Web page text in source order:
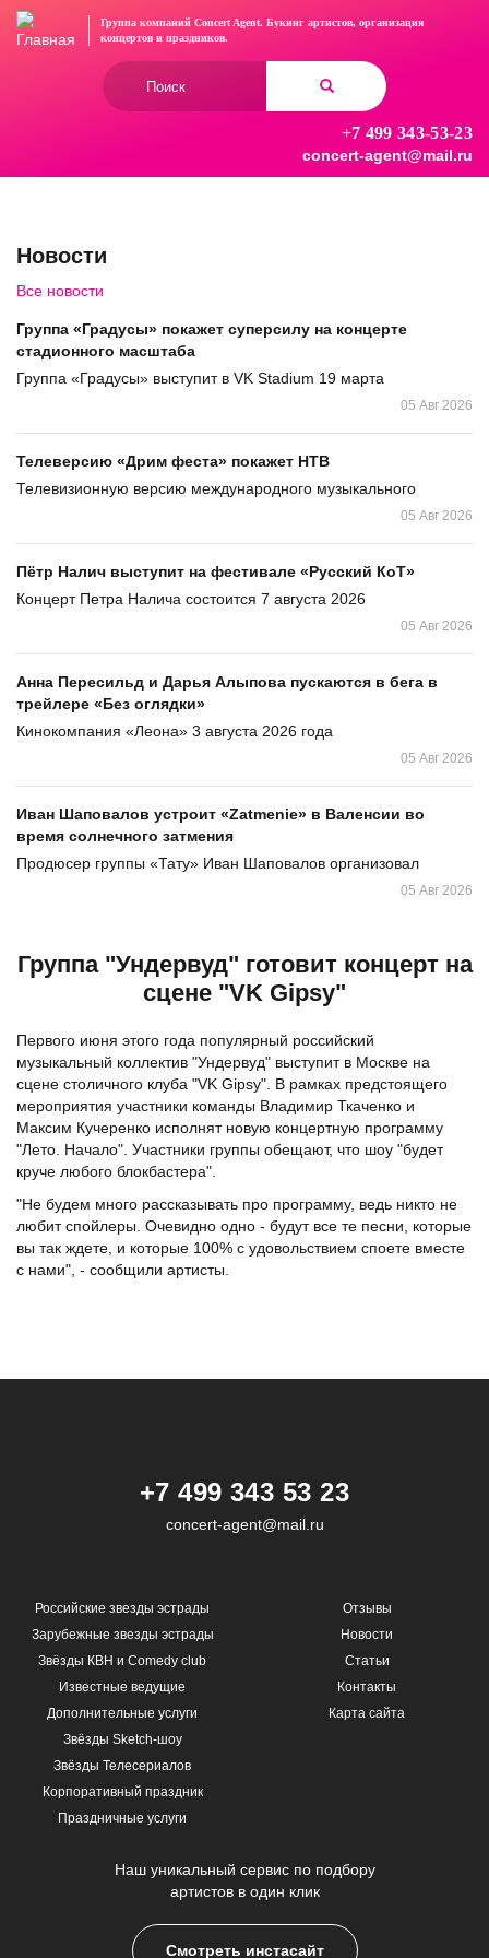
Перейти
Группа компаний Concert Agent. Букинг артистов, организация
концертови праздников.
+7 499 343-53-23
concert-agent@mail.ru
Новости
Все новости
Группа «Градусы» покажет суперсилу на концерте
стадионного масштаба
Группа «Градусы» выступит в VK Stadium 19 марта
05 Авг 2026
Телеверсию «Дрим феста» покажет НТВ
Телевизионную версию международного музыкального
05 Авг 2026
Пётр Налич выступит на фестивале «Русский КоТ»
Концерт Петра Налича состоится 7 августа 2026
05 Авг 2026
Анна Пересильд и Дарья Алыпова пускаются в бега в
трейлере «Без оглядки»
Кинокомпания «Леона» 3 августа 2026 года
05 Авг 2026
Иван Шаповалов устроит «Zatmenie» в Валенсии во
время солнечного затмения
Продюсер группы «Тату» Иван Шаповалов организовал
05 Авг 2026
Группа "Ундервуд" готовит концерт на
сцене "VK Gipsy"
Первого июня этого года популярный российский
музыкальный коллектив "Ундервуд" выступит в Москве на
сцене столичного клуба "VK Gipsy". В рамках предстоящего
мероприятия участники команды Владимир Ткаченко и
Максим Кучеренко исполнят новую концертную программу
"Лето. Начало". Участники группы обещают, что шоу "будет
круче любого блокбастера".
"Не будем много рассказывать про программу, ведь никто не
любит спойлеры. Очевидно одно - будут все те песни, которые
вы так ждете, и которые 100% с удовольствием споете вместе
с нами", - сообщили артисты.
+7 499 343 53 23
concert-agent@mail.ru
Российские звезды эстрады
Зарубежные звезды эстрады
Звёзды КВН и Comedy club
Известные ведущие
Дополнительные услуги
Звёзды Sketch-шоу
Звёзды Телесериалов
Корпоративный праздник
Праздничные услуги
Отзывы
Новости
Статьи
Контакты
Карта сайта
Наш уникальный сервис по подбору
артистов в один клик
Смотреть инстасайт